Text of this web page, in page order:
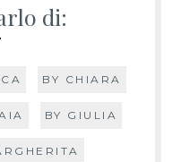
di:
BY CHIARA
BY GIULIA